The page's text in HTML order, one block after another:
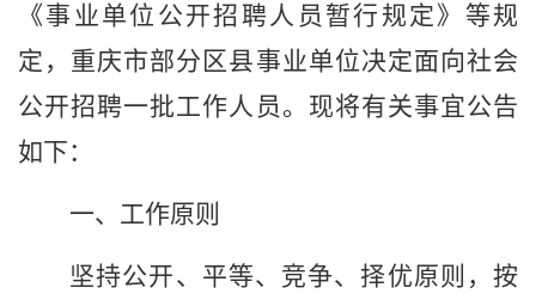
《事业单位公开招聘人员暂行规定》等规
定， 重庆市部分区县事业单位决定面向社会
公开招聘一批工作人员 。现将有关事宜公告
如下：
一、 工作原则
坚持公开、 平等、 竞争、择优原则 ，按